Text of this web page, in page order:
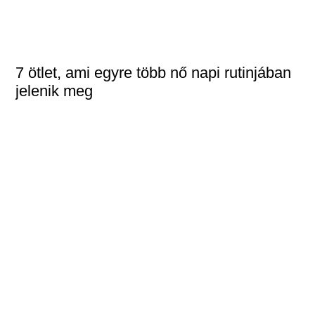
7 ötlet, ami egyre több nő napi rutinjában
jelenik meg